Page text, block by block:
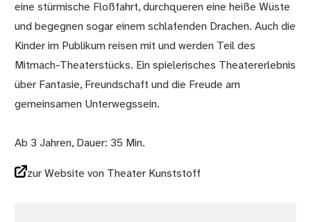
eine stürmische Floßfahrt, durchqueren eine heiße Wüste
und begegnen sogar einem schlafenden Drachen. Auch die
Kinder im Publikum reisen mit und werden Teil des
Mitmach-Theaterstücks. Ein spielerisches Theatererlebnis
über Fantasie, Freundschaft und die Freude am
gemeinsamen Unterwegssein.
Ab 3 Jahren, Dauer: 35 Min.
zur Website von Theater Kunststoff